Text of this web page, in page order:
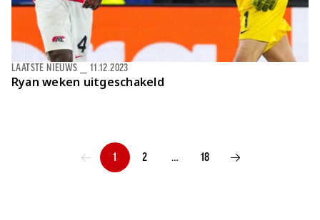
Ryan weken uitgeschakeld
LAATSTE NIEUWS 11.12.2023
VORIGE PAGINA VOLGENDE PAGINA
1 2 … 18